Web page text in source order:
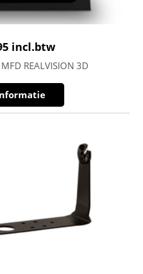
incl.btw
REALVISION 3D